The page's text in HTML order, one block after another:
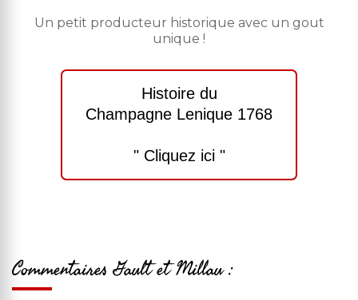
Un petit producteur historique avec un gout
unique !
Histoire du
Champagne Lenique 1768
" Cliquez ici "
Commentaires Gault et Millau :